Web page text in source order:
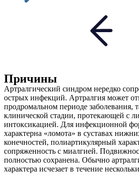
Причины
Артралгический синдром нередко
острых инфекций. Артралгия может
продромальном периоде заболевания,
клинической стадии, протекающей с
интоксикацией. Для инфекционной
характерна «ломота» в суставах
конечностей, полиартикулярный
сопряженность с миалгией.
полностью сохранена. Обычно
характера исчезает в течение